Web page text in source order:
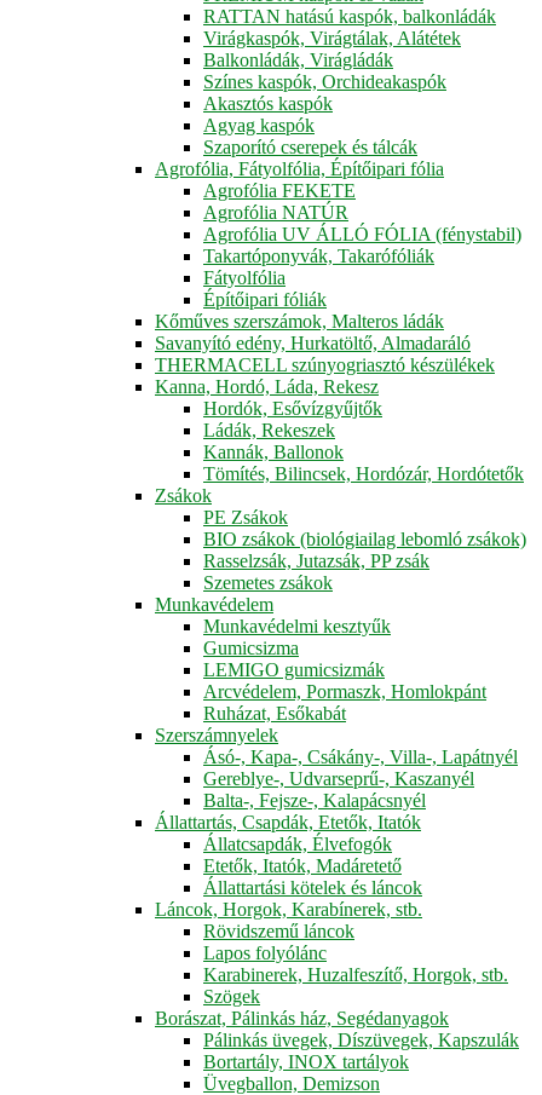
RATTAN hatású kaspók, balkonládák
Virágkaspók, Virágtálak, Alátétek
Balkonládák, Virágládák
Színes kaspók, Orchideakaspók
Akasztós kaspók
Agyag kaspók
Szaporító cserepek és tálcák
Agrofólia, Fátyolfólia, Építőipari fólia
Agrofólia FEKETE
Agrofólia NATÚR
Agrofólia UV ÁLLÓ FÓLIA (fénystabil)
Takartóponyvák, Takarófóliák
Fátyolfólia
Építőipari fóliák
Kőműves szerszámok, Malteros ládák
Savanyító edény, Hurkatöltő, Almadaráló
THERMACELL szúnyogriasztó készülékek
Kanna, Hordó, Láda, Rekesz
Hordók, Esővízgyűjtők
Ládák, Rekeszek
Kannák, Ballonok
Tömítés, Bilincsek, Hordózár, Hordótetők
Zsákok
PE Zsákok
BIO zsákok (biológiailag lebomló zsákok)
Rasselzsák, Jutazsák, PP zsák
Szemetes zsákok
Munkavédelem
Munkavédelmi kesztyűk
Gumicsizma
LEMIGO gumicsizmák
Arcvédelem, Pormaszk, Homlokpánt
Ruházat, Esőkabát
Szerszámnyelek
Ásó-, Kapa-, Csákány-, Villa-, Lapátnyél
Gereblye-, Udvarseprű-, Kaszanyél
Balta-, Fejsze-, Kalapácsnyél
Állattartás, Csapdák, Etetők, Itatók
Állatcsapdák, Élvefogók
Etetők, Itatók, Madáretető
Állattartási kötelek és láncok
Láncok, Horgok, Karabínerek, stb.
Rövidszemű láncok
Lapos folyólánc
Karabinerek, Huzalfeszítő, Horgok, stb.
Szögek
Borászat, Pálinkás ház, Segédanyagok
Pálinkás üvegek, Díszüvegek, Kapszulák
Bortartály, INOX tartályok
Üvegballon, Demizson